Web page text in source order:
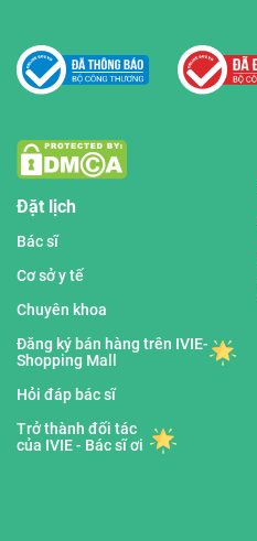
Đặt lịch
Bác sĩ
Cơ sở y tế
Chuyên khoa
Đăng ký bán hàng trên IVIE-
Shopping Mall
Hỏi đáp bác sĩ
Trở thành đối tác
của IVIE - Bác sĩ ơi